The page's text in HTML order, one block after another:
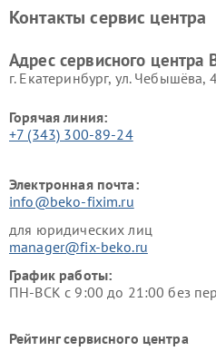
Ремонт холодильников Beko
Контакты сервис центра
Адрес сервисного центра
г. Екатеринбург, ул. Чебышёва,
Горячая линия:
+7 (343) 300-89-24
Электронная почта:
info@beko-fixim.ru
для юридических лиц
manager@fix-beko.ru
График работы:
ПН-ВСК с 9:00 до 21:00 без
Рейтинг сервисного центра